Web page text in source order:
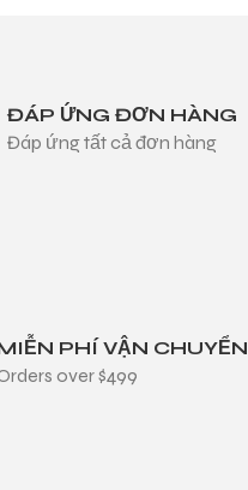
ĐÁP ỨNG ĐƠN HÀNG
Đáp ứng tất cả đơn hàng
PHÍ VẬN CHUYỂN
over $499